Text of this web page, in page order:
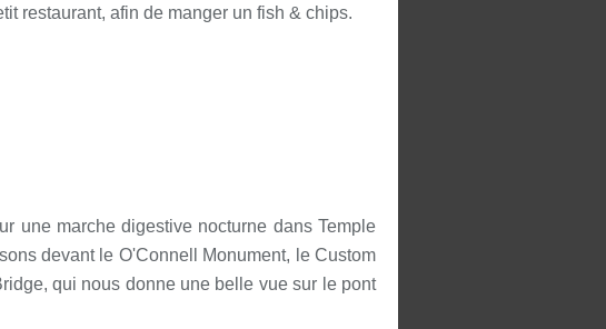
restaurant, afin de manger un fish & chips.
une marche digestive nocturne dans Temple
devant le O'Connell Monument, le Custom
qui nous donne une belle vue sur le pont